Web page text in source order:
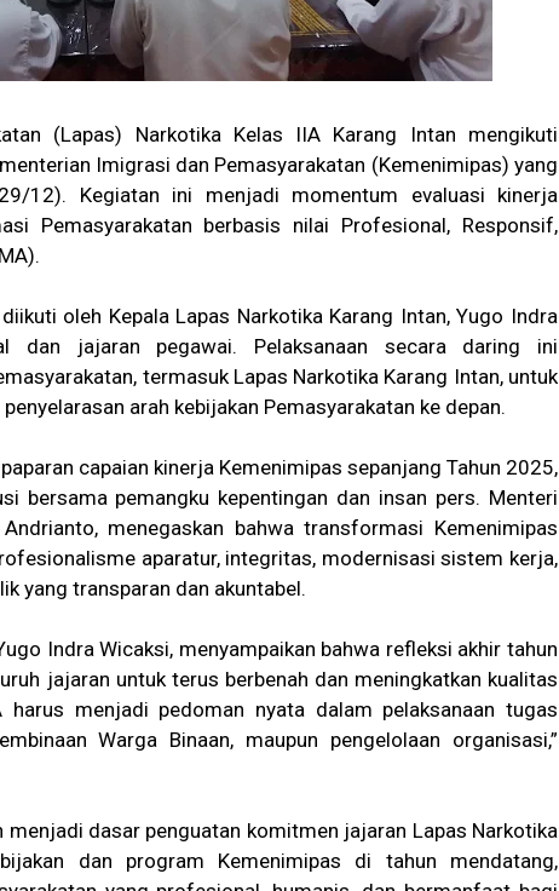
(Lapas) Narkotika Kelas IIA Karang Intan mengikuti
Imigrasi dan Pemasyarakatan (Kemenimipas) yang
12). Kegiatan ini menjadi momentum evaluasi kinerja
Pemasyarakatan berbasis nilai Profesional, Responsif,
oleh Kepala Lapas Narkotika Karang Intan, Yugo Indra
dan jajaran pegawai. Pelaksanaan secara daring ini
termasuk Lapas Narkotika Karang Intan, untuk
arah kebijakan Pemasyarakatan ke depan.
capaian kinerja Kemenimipas sepanjang Tahun 2025,
bersama pemangku kepentingan dan insan pers. Menteri
menegaskan bahwa transformasi Kemenimipas
aparatur, integritas, modernisasi sistem kerja,
yang transparan dan akuntabel.
Indra Wicaksi, menyampaikan bahwa refleksi akhir tahun
jajaran untuk terus berbenah dan meningkatkan kualitas
harus menjadi pedoman nyata dalam pelaksanaan tugas
Warga Binaan, maupun pengelolaan organisasi,”
menjadi dasar penguatan komitmen jajaran Lapas Narkotika
dan program Kemenimipas di tahun mendatang,